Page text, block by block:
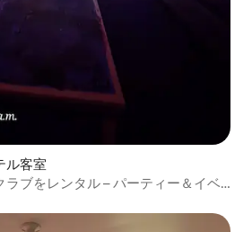
ル客室
ブをレンタル – パーティー＆イベ